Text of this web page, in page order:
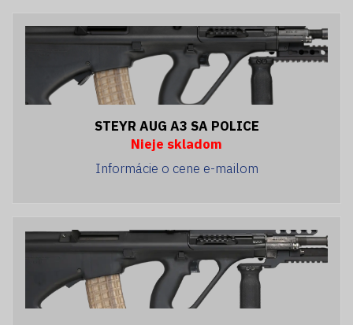
STEYR AUG A3 SA POLICE
Nieje skladom
Informácie o cene e-mailom